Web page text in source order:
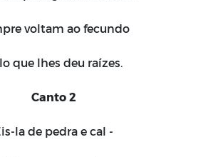
voltam ao fecundo
que lhes deu raízes.
Canto 2
la de pedra e cal -